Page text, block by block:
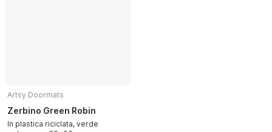
Artsy Doormats
Zerbino Green Robin
In plastica riciclata, verde